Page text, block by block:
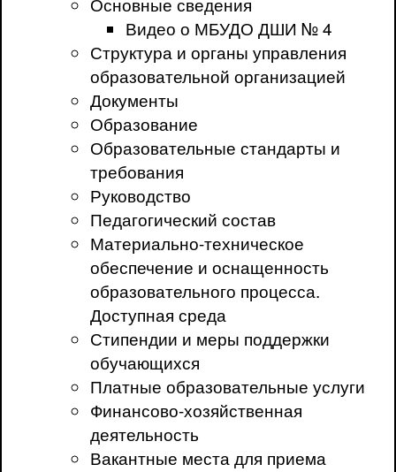
Видео о МБУДО ДШИ № 4
Структура и органы управления
образовательной организацией
Документы
Образование
Образовательные стандарты и
требования
Руководство
Педагогический состав
Материально-техническое
обеспечение и оснащенность
образовательного процесса.
Доступная среда
Стипендии и меры поддержки
обучающихся
Платные образовательные услуги
Финансово-хозяйственная
деятельность
Вакантные места для приема